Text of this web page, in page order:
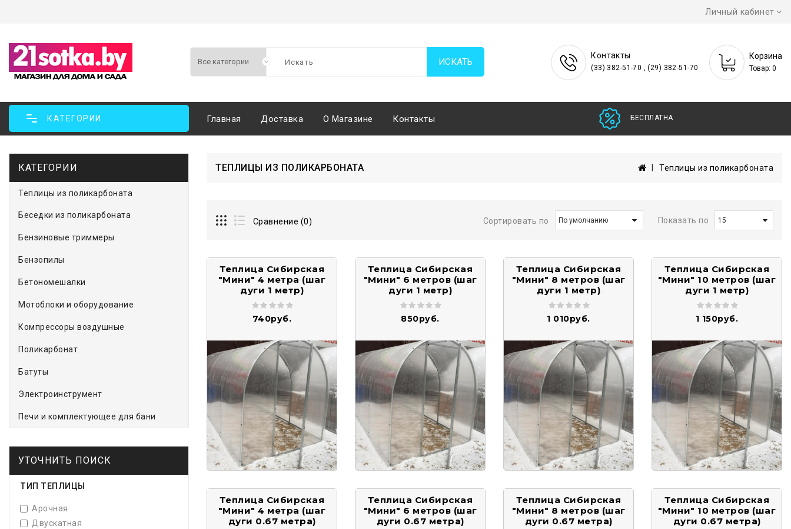
Личный кабинет
ИСКАТЬ
Контакты
(33) 382-51-70 , (29) 382-51-70
Корзина
Товар: 0
КАТЕГОРИИ Главная Доставка О Магазине Контакты БЕСПЛАТНАЯ ДОСТАВ
КАТЕГОРИИ
Теплицы из поликарбоната
Беседки из поликарбоната
Бензиновые триммеры
Бензопилы
Бетономешалки
Мотоблоки и оборудование
Компрессоры воздушные
Поликарбонат
Батуты
Электроинструмент
Печи и комплектующее для бани
УТОЧНИТЬ ПОИСК
ТИП ТЕПЛИЦЫ
Арочная
Двускатная
ТЕПЛИЦЫ ИЗ ПОЛИКАРБОНАТА Теплицы из поликарбоната
Сравнение (0) Сортировать по Показать по
Теплица Сибирская
"Мини" 4 метра (шаг
дуги 1 метр)
740руб.
Теплица Сибирская
"Мини" 6 метров (шаг
дуги 1 метр)
850руб.
Теплица Сибирская
"Мини" 8 метров (шаг
дуги 1 метр)
1 010руб.
Теплица Сибирская
"Мини" 10 метров (шаг
дуги 1 метр)
1 150руб.
Теплица Сибирская
"Мини" 4 метра (шаг
дуги 0.67 метра)
Теплица Сибирская
"Мини" 6 метров (шаг
дуги 0.67 метра)
Теплица Сибирская
"Мини" 8 метров (шаг
дуги 0.67 метра)
Теплица Сибирская
"Мини" 10 метров (шаг
дуги 0.67 метра)